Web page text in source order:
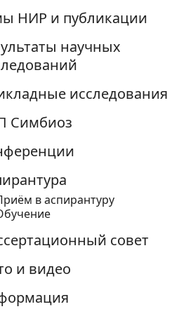
НИР и публикации
научных
исследования
Симбиоз
в аспирантуру
совет
и видео